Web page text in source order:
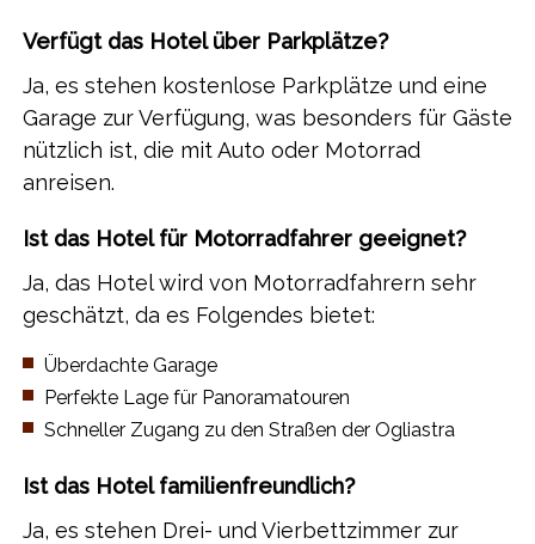
Verfügt das Hotel über Parkplätze?
Ja, es stehen kostenlose Parkplätze und eine
Garage zur Verfügung, was besonders für Gäste
nützlich ist, die mit Auto oder Motorrad
anreisen.
Ist das Hotel für Motorradfahrer geeignet?
Ja, das Hotel wird von Motorradfahrern sehr
geschätzt, da es Folgendes bietet:
​Überdachte Garage
​Perfekte Lage für Panoramatouren
​Schneller Zugang zu den Straßen der Ogliastra
Ist das Hotel familienfreundlich?
Ja, es stehen Drei- und Vierbettzimmer zur